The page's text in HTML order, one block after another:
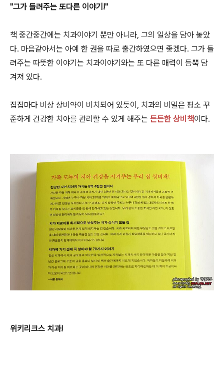
"그가 들려주는 또다른 이야기!"
책 중간중간에는 치과이야기 뿐만 아니라, 그의 일상을 담아 놓았
다. 마음같아서는 아예 한 권을 따로 출간하였으면 좋겠다. 그가 들
려주는 따뜻한 이야기는 치과이야기와는 또 다른 매력이 듬뿍 담
겨져 있다.
집집마다 비상 상비약이 비치되어 있듯이, 치과의 비밀은 평소 꾸
준하게 건강한 치아를 관리할 수 있게 해주는 든든한 상비책이다.
위키리크스 치과!